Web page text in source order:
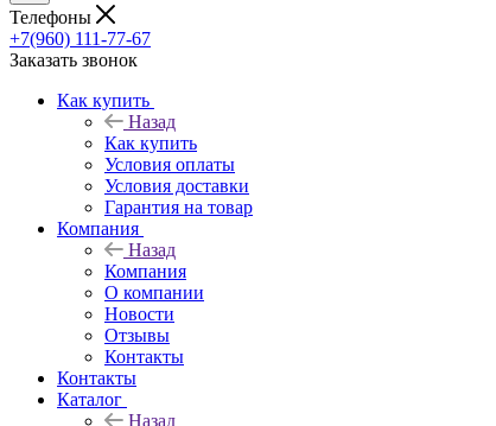
Телефоны
+7(960) 111-77-67
Заказать звонок
Как купить
Назад
Как купить
Условия оплаты
Условия доставки
Гарантия на товар
Компания
Назад
Компания
О компании
Новости
Отзывы
Контакты
Контакты
Каталог
Назад